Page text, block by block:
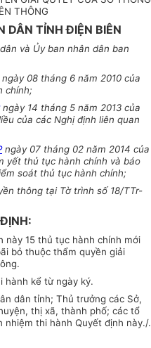
THÔNG
DÂN TỈNH ĐIỆN BIÊN
và Ủy ban nhân dân ban
ngày 08 tháng 6 năm 2010 của
chính;
ngày 14 tháng 5 năm 2013 của
của các Nghị định liên quan
ngày 07 tháng 02 năm 2014 của
yết thủ tục hành chính và báo
soát thủ tục hành chính;
thông tại Tờ trình số 18/TTr-
này 15 thủ tục hành chính mới
bỏ thuộc thẩm quyền giải
hành kể từ ngày ký.
dân tỉnh; Thủ trưởng các Sở,
thị xã, thành phố; các tổ
nhiệm thi hành Quyết định này./.